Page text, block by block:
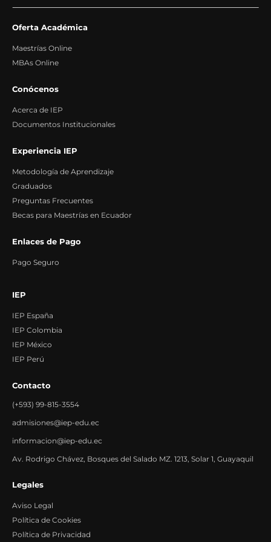
Oferta Académica
Maestrías Online
MBAs Online
Conócenos
Acerca de IEP
Documentos Institucionales
Experiencia IEP
Metodología de Aprendizaje
Graduados
Preguntas Frecuentes
Becas para Maestrías en Ecuador
Enlaces de Pago
Pago Seguro
IEP
IEP España
IEP Colombia
IEP México
IEP Perú
Contacto
(+593) 99-815-3554
admisiones@iep-edu.ec
informacion@iep-edu.ec
Av. Rodrigo Chávez, Bosques del Salado MZ. 1213, Solar 1, Guayaquil
Legales
Aviso Legal
Política de Cookies
Política de Privacidad